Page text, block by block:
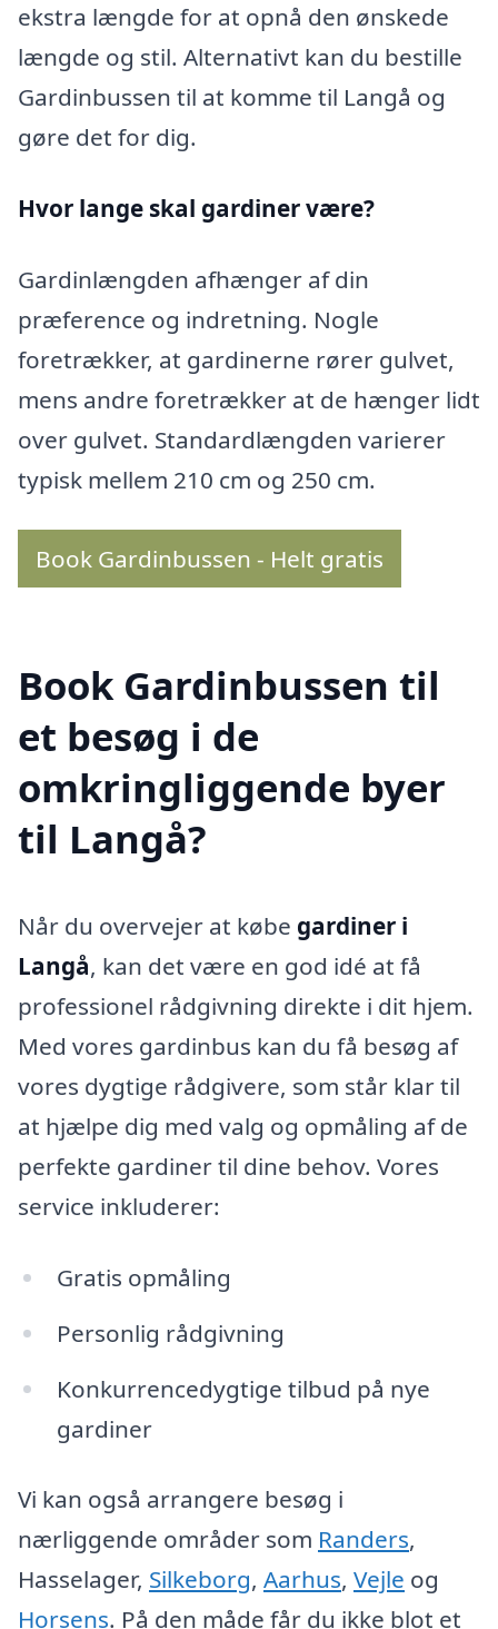
ekstra længde for at opnå den ønskede
længde og stil. Alternativt kan du bestille
Gardinbussen til at komme til Langå og
gøre det for dig.
Hvor lange skal gardiner være?
Gardinlængden afhænger af din
præference og indretning. Nogle
foretrækker, at gardinerne rører gulvet,
mens andre foretrækker at de hænger lidt
over gulvet. Standardlængden varierer
typisk mellem 210 cm og 250 cm.
Book Gardinbussen - Helt gratis
Book Gardinbussen til
et besøg i de
omkringliggende byer
til Langå?
Når du overvejer at købe gardiner i
Langå, kan det være en god idé at få
professionel rådgivning direkte i dit hjem.
Med vores gardinbus kan du få besøg af
vores dygtige rådgivere, som står klar til
at hjælpe dig med valg og opmåling af de
perfekte gardiner til dine behov. Vores
service inkluderer:
Gratis opmåling
Personlig rådgivning
Konkurrencedygtige tilbud på nye
gardiner
Vi kan også arrangere besøg i
nærliggende områder som Randers,
Hasselager, Silkeborg, Aarhus, Vejle og
Horsens. På den måde får du ikke blot et